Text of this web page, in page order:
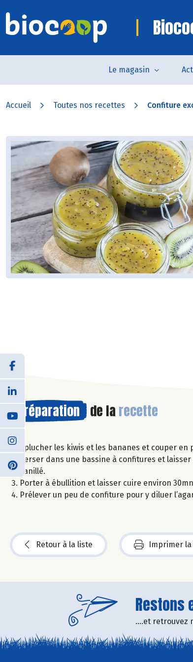
Le magasin
Accueil Toutes nos recettes Confiture
Préparation de la recette
Eplucher les kiwis et les bananes et couper en
Verser dans une bassine à confitures et
vanillé.
Porter à ébullition et laisser cuire environ
Prélever un peu de confiture pour y diluer
Retour à la liste Imprimer
Restons
....et retrouvez